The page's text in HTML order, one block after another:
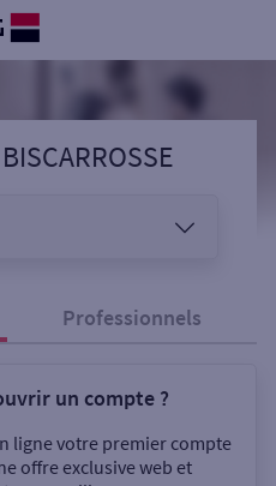
Professionnels
un compte ?
ligne votre premier compte
offre exclusive web et